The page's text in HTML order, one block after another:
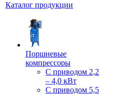
Каталог продукции
Поршневые
компрессоры
С приводом 2,2
– 4,0 кВт
С приводом 5,5